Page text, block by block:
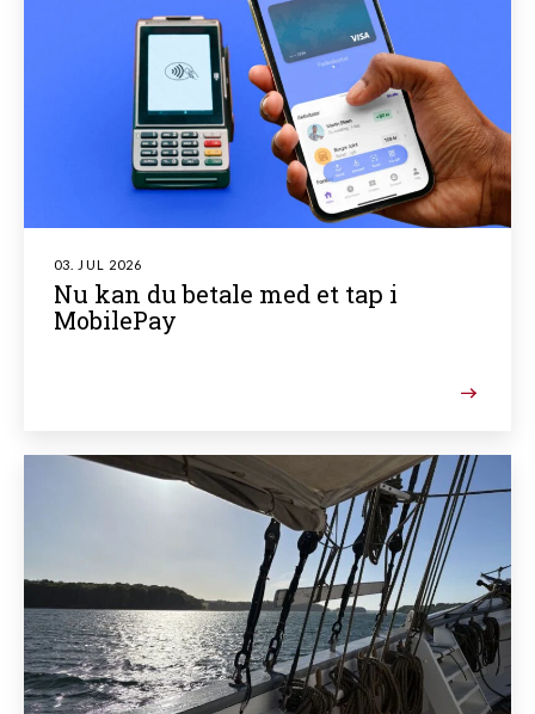
03. JUL 2026
Nu kan du betale med et tap i
MobilePay